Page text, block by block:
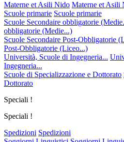
Materne et Asili Nido Materne et Asili
Scuole primarie Scuole primarie
Scuole Secondaire obbligatorie
obbligatorie (Medie...)
Scuole Secondaire Post-Obbligatorie
Post-Obbligatorie (Liceo...)
Università, Scuole di Ingegneria...
Ingegneria...
Scuole di Specializzazione e Dottorato
Dottorato
Speciali !
Speciali !
Spedizioni Spedizioni